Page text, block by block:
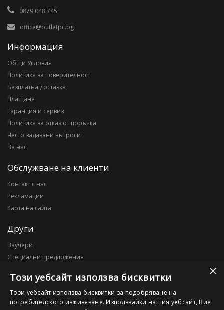
0879 048 745
office@outletpc.bg
Информация
Общи Условия
Политика за поверителност
Безплатна доставка
Плащане
Гаранция и сервиз
Политика за отказ от поръчка
Често задавани въпроси
За нас
Обслужване на клиенти
Контакт с нас
Рекламации
Карта на сайта
Други
Ваучери
Специални предложения
Моят профил
Моят профил
×
Този уебсайт използва бисквитки
Този уебсайт използва бисквитки за подобряване на
потребителското изживяване. Използвайки нашия уебсайт, Вие